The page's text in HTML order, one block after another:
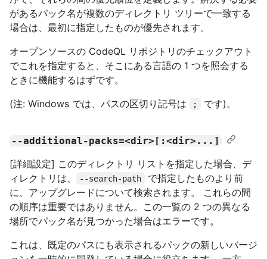
があるパック名が複数のディレクトリ ツリーで一致する
場合は、最初に指定したものが優先されます。
オープンソースの CodeQL リポジトリのチェックアウト
でこれを指定すると、そこにある言語の 1 つを照会する
ときに機能するはずです。
(注: Windows では、パスの区切り記号は
; です)。
--additional-packs=<dir>[:<dir>...]
[詳細設定] このディレクトリ リストを指定した場合、デ
ィレクトリは、
--search-path
で指定したものより前
に、アップグレードについて検索されます。 これらの間
の順序は重要ではありません。この一覧の 2 つの異なる
場所でパック名が見つかった場合はエラーです。
これは、既定のパスにも表示されるパックの新しいバージ